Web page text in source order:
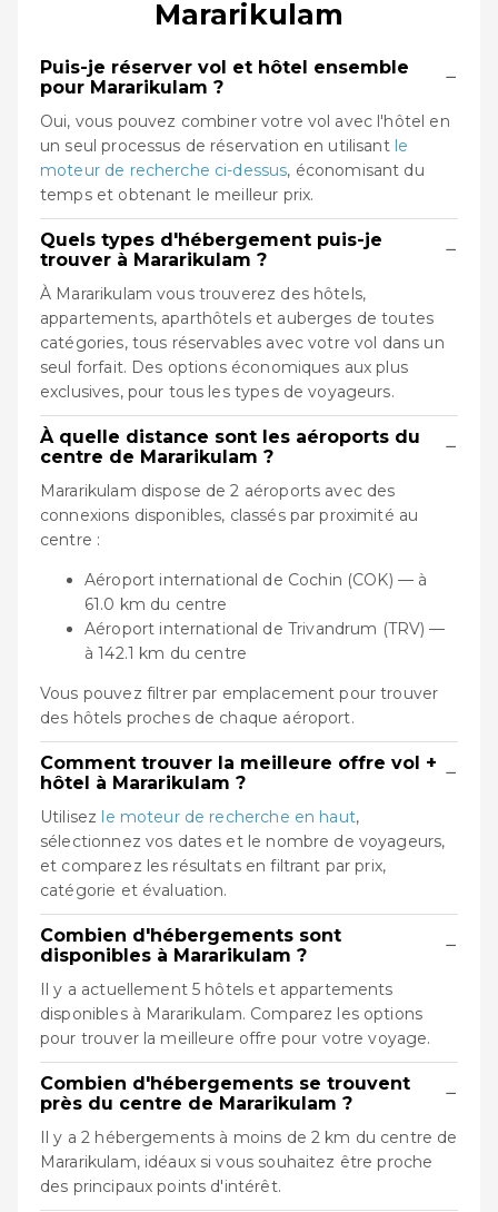
Mararikulam
Puis-je réserver vol et hôtel ensemble
pour Mararikulam ?
−
Oui, vous pouvez combiner votre vol avec l'hôtel en
un seul processus de réservation en utilisant le
moteur de recherche ci-dessus, économisant du
temps et obtenant le meilleur prix.
Quels types d'hébergement puis-je
trouver à Mararikulam ?
−
À Mararikulam vous trouverez des hôtels,
appartements, aparthôtels et auberges de toutes
catégories, tous réservables avec votre vol dans un
seul forfait. Des options économiques aux plus
exclusives, pour tous les types de voyageurs.
À quelle distance sont les aéroports du
centre de Mararikulam ?
−
Mararikulam dispose de 2 aéroports avec des
connexions disponibles, classés par proximité au
centre :
Aéroport international de Cochin (COK) — à
61.0 km du centre
Aéroport international de Trivandrum (TRV) —
à 142.1 km du centre
Vous pouvez filtrer par emplacement pour trouver
des hôtels proches de chaque aéroport.
Comment trouver la meilleure offre vol +
hôtel à Mararikulam ?
−
Utilisez le moteur de recherche en haut,
sélectionnez vos dates et le nombre de voyageurs,
et comparez les résultats en filtrant par prix,
catégorie et évaluation.
Combien d'hébergements sont
disponibles à Mararikulam ?
−
Il y a actuellement 5 hôtels et appartements
disponibles à Mararikulam. Comparez les options
pour trouver la meilleure offre pour votre voyage.
Combien d'hébergements se trouvent
près du centre de Mararikulam ?
−
Il y a 2 hébergements à moins de 2 km du centre de
Mararikulam, idéaux si vous souhaitez être proche
des principaux points d'intérêt.